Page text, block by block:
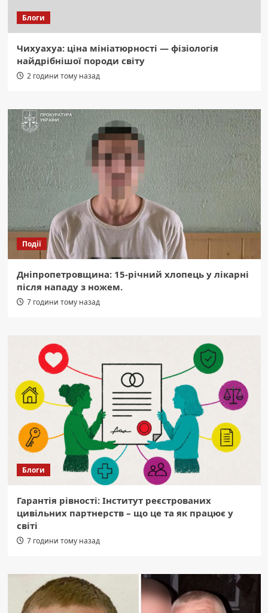
Блоги
Чихуахуа: ціна мініатюрності — фізіологія
найдрібнішої породи світу
2 години тому назад
Події
Дніпропетровщина: 15-річний хлопець у лікарні
після нападу з ножем.
7 години тому назад
Блоги
Гарантія рівності: Інститут реєстрованих
цивільних партнерств – що це та як працює у
світі
7 години тому назад